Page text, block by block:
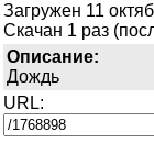
Загружен 11
Скачан 1 раз
Описание:
Дождь
URL: